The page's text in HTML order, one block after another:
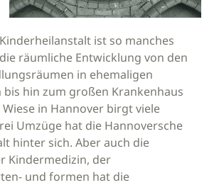
ist so manches
räumliche Entwicklung von den
in ehemaligen
hin zum großen Krankenhaus
in Hannover birgt viele
Umzüge hat die Hannoversche
hinter sich. Aber auch die
Kindermedizin, der
und formen hat die